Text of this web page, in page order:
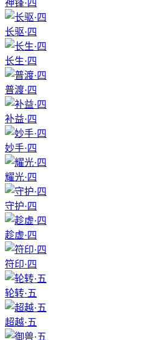
神锋·四
长驱·四
长生·四
普渡·四
补益·四
妙手·四
耀光·四
守护·四
趁虚·四
符印·四
轮转·五
超越·五